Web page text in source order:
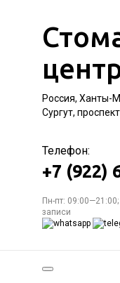
Россия, Ханты-
Сургут,
Телефон:
+7 (922)
Пн-пт:
записи